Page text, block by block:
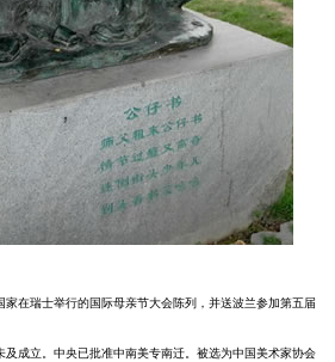
在瑞士举行的国际母亲节大会陈列，并送波兰参加第五届
成立。中央已批准中南美专南迁。被选为中国美术家协会